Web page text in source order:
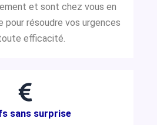
et sont chez vous en
pour résoudre vos urgences
efficacité.
sans surprise